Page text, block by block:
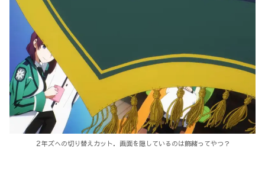
２年ズへの切り替えカット．画面を隠しているのは飾緒ってやつ？